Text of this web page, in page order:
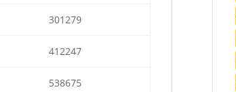
301279
412247
538675